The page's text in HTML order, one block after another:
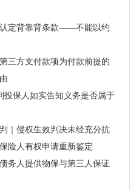
定背靠背条款——不能以约
方支付款项为付款前提的
保人如实告知义务是否属于
侵权生效判决未经充分抗
险人有权申请重新鉴定
人提供物保与第三人保证